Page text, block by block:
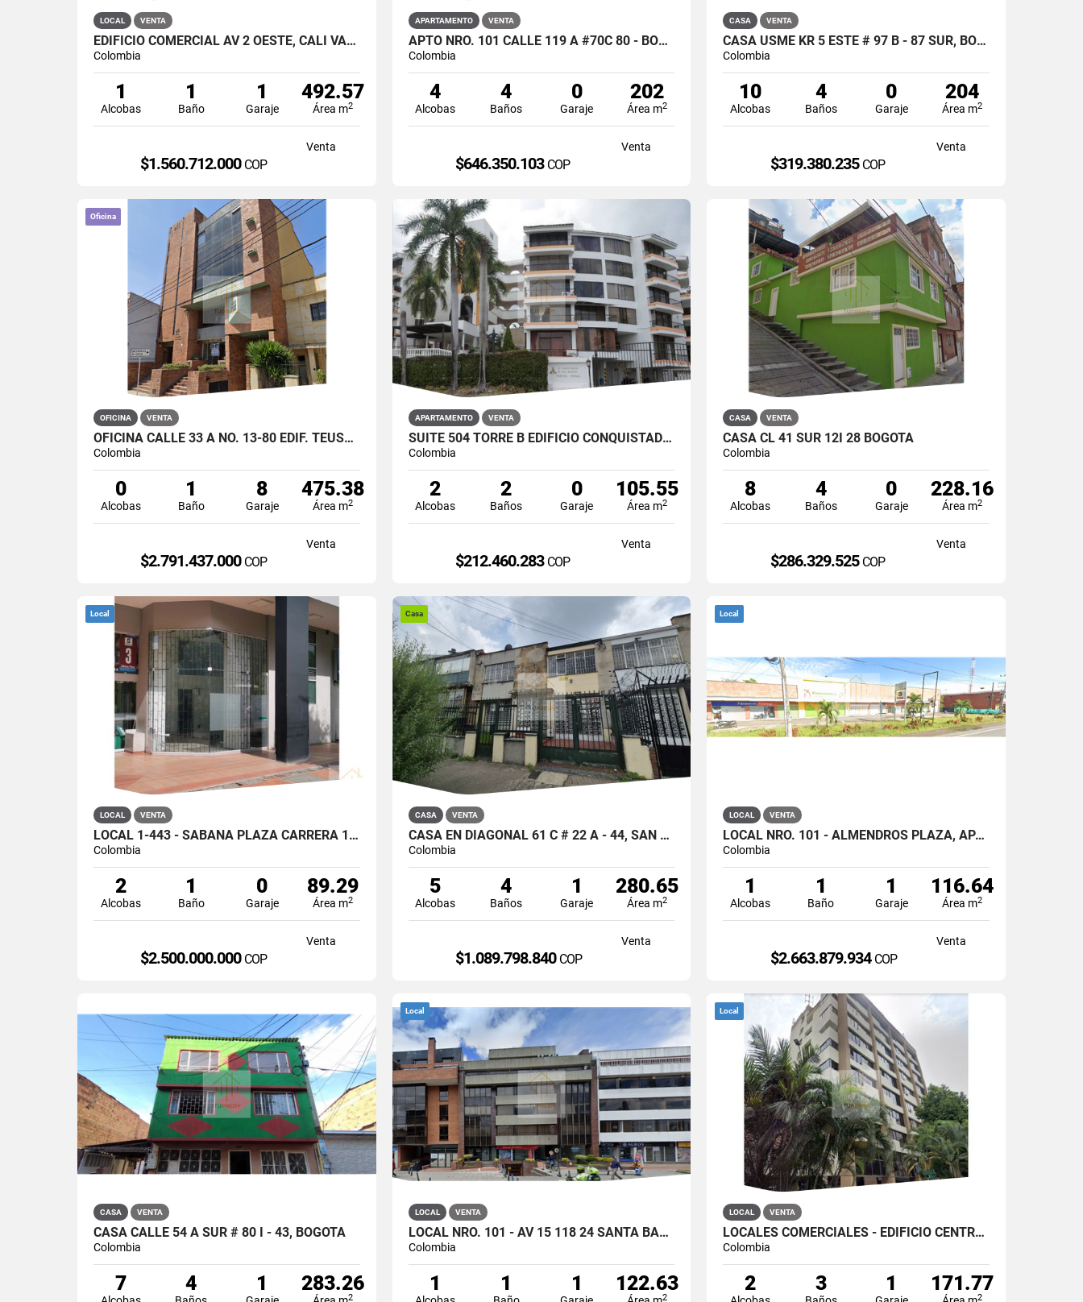
LOCAL VENTA
EDIFICIO COMERCIAL AV 2 OESTE, CALI VALLE DEL CAUCA
Colombia
1
Alcobas
1
Baño
1
Garaje
492.57
Área m2
Venta
$1.560.712.000 COP
APARTAMENTO VENTA
APTO NRO. 101 CALLE 119 A #70C 80 - BOGOTA
Colombia
4
Alcobas
4
Baños
0
Garaje
202
Área m2
Venta
$646.350.103 COP
CASA VENTA
CASA USME KR 5 ESTE # 97 B - 87 SUR, BOGOTA
Colombia
10
Alcobas
4
Baños
0
Garaje
204
Área m2
Venta
$319.380.235 COP
Oficina
OFICINA VENTA
OFICINA CALLE 33 A NO. 13-80 EDIF. TEUSAQUILLO INTERNACIONAL BOGOTA
Colombia
0
Alcobas
1
Baño
8
Garaje
475.38
Área m2
Venta
$2.791.437.000 COP
APARTAMENTO VENTA
SUITE 504 TORRE B EDIFICIO CONQUISTADOR DE SAN MARCOS, RIACURTE
Colombia
2
Alcobas
2
Baños
0
Garaje
105.55
Área m2
Venta
$212.460.283 COP
CASA VENTA
CASA CL 41 SUR 12I 28 BOGOTA
Colombia
8
Alcobas
4
Baños
0
Garaje
228.16
Área m2
Venta
$286.329.525 COP
Local
LOCAL VENTA
LOCAL 1-443 - SABANA PLAZA CARRERA 19 #12-51 BOGOTÁ
Colombia
2
Alcobas
1
Baño
0
Garaje
89.29
Área m2
Venta
$2.500.000.000 COP
Casa
CASA VENTA
CASA EN DIAGONAL 61 C # 22 A - 44, SAN LUIS BOGOTÁ
Colombia
5
Alcobas
4
Baños
1
Garaje
280.65
Área m2
Venta
$1.089.798.840 COP
Local
LOCAL VENTA
LOCAL NRO. 101 - ALMENDROS PLAZA, APARTADÓ
Colombia
1
Alcobas
1
Baño
1
Garaje
116.64
Área m2
Venta
$2.663.879.934 COP
CASA VENTA
CASA CALLE 54 A SUR # 80 I - 43, BOGOTA
Colombia
7 4 1 283.26
2
Local
LOCAL VENTA
LOCAL NRO. 101 - AV 15 118 24 SANTA BARBARA, BOGOTÁ
Colombia
1 1 1 122.63
2
Local
LOCAL VENTA
LOCALES COMERCIALES - EDIFICIO CENTRO 20,CALI
Colombia
2 3 1 171.77
2